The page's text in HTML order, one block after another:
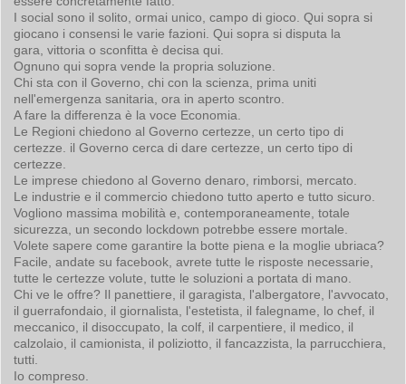
I social sono il solito, ormai unico, campo di gioco. Qui sopra si
giocano i consensi le varie fazioni. Qui sopra si disputa la
gara, vittoria o sconfitta è decisa qui.
Ognuno qui sopra vende la propria soluzione.
Chi sta con il Governo, chi con la scienza, prima uniti
nell'emergenza sanitaria, ora in aperto scontro.
A fare la differenza è la voce Economia.
Le Regioni chiedono al Governo certezze, un certo tipo di
certezze. il Governo cerca di dare certezze, un certo tipo di
certezze.
Le imprese chiedono al Governo denaro, rimborsi, mercato.
Le industrie e il commercio chiedono tutto aperto e tutto sicuro.
Vogliono massima mobilità e, contemporaneamente, totale
sicurezza, un secondo lockdown potrebbe essere mortale.
Volete sapere come garantire la botte piena e la moglie ubriaca?
Facile, andate su facebook, avrete tutte le risposte necessarie,
tutte le certezze volute, tutte le soluzioni a portata di mano.
Chi ve le offre? Il panettiere, il garagista, l'albergatore, l'avvocato,
il guerrafondaio, il giornalista, l'estetista, il falegname, lo chef, il
meccanico, il disoccupato, la colf, il carpentiere, il medico, il
calzolaio, il camionista, il poliziotto, il fancazzista, la parrucchiera,
tutti.
Io compreso.